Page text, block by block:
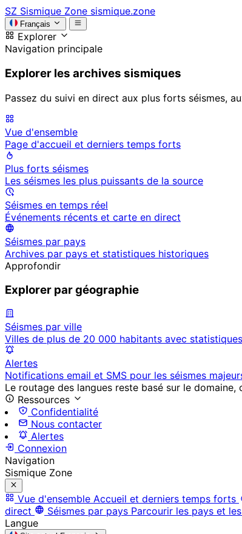
SZ Sismique Zone sismique.zone
Français
Explorer
Navigation principale
Explorer les archives sismiques
Passez du suivi en direct aux plus forts séismes,
Vue d'ensemble
Page d'accueil et derniers temps forts
Plus forts séismes
Les séismes les plus puissants de la source
Séismes en temps réel
Événements récents et carte en direct
Séismes par pays
Archives par pays et statistiques historiques
Approfondir
Explorer par géographie
Séismes par ville
Villes de plus de 20 000 habitants avec
Alertes
Notifications email et SMS pour les séismes
Le routage des langues reste basé sur le
Ressources
Confidentialité
Nous contacter
Alertes
Connexion
Navigation
Sismique Zone
Vue d'ensemble Accueil et derniers temps forts
direct
Séismes par pays Parcourir les pays et
Langue